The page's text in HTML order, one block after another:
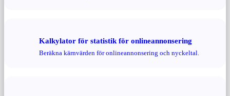
Kalkylator för statistik för onlineannonsering
Beräkna kärnvärden för onlineannonsering och nyckeltal.